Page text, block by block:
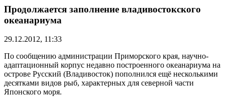
Продолжается заполнение владивостокского
океанариума
29.12.2012, 11:33
По сообщению администрации Приморского края, научно-
адаптационный корпус недавно построенного океанариума на
острове Русский (Владивосток) пополнился ещё несколькими
десятками видов рыб, характерных для северной части
Японского моря.